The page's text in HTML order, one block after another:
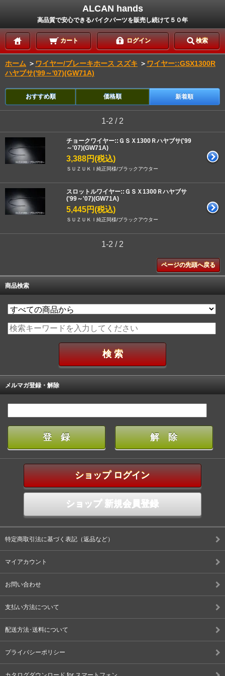
ALCAN hands
高品質で安心できるバイクパーツを販売し続けて５０年
カート ログイン 検索
ホーム ＞ ワイヤー/ブレーキホース スズキ ＞ ワイヤー::GSX1300R
ハヤブサ('99～'07)(GW71A)
おすすめ順 価格順 新着順
1-2 / 2
チョークワイヤー::ＧＳＸ1300Ｒハヤブサ('99
～'07)(GW71A)
3,388円(税込)
ＳＵＺＵＫＩ純正同様/ブラックアウター
スロットルワイヤー::ＧＳＸ1300Ｒハヤブサ
('99～'07)(GW71A)
5,445円(税込)
ＳＵＺＵＫＩ純正同様/ブラックアウター
1-2 / 2
ページの先頭へ戻る
商品検索
メルマガ登録・解除
ショップ ログイン
ショップ 新規会員登録
特定商取引法に基づく表記（返品など）
マイアカウント
お問い合わせ
支払い方法について
配送方法･送料について
プライバシーポリシー